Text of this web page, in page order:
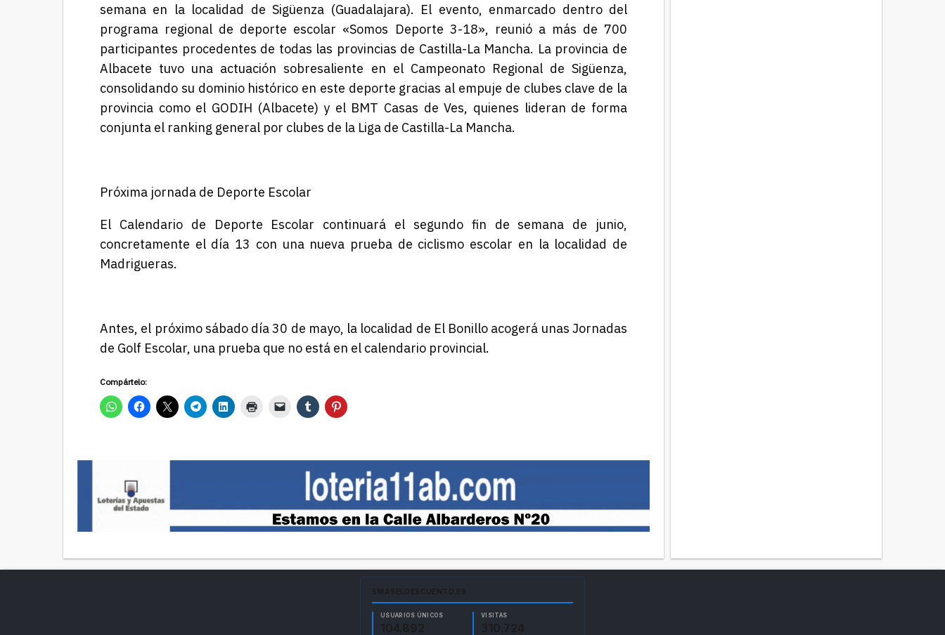
semana en la localidad de Sigüenza (Guadalajara). El evento, enmarcado dentro del
programa regional de deporte escolar «Somos Deporte 3-18», reunióa más de 700
participantes procedentes de todas las provincias de Castilla-La Mancha. La provincia de
Albacete tuvo una actuación sobresaliente en el Campeonato Regional de Sigüenza,
consolidando su dominio histórico en este deporte gracias al empuje de clubes clave de la
provincia como el GODIH (Albacete) y el BMT Casas de Ves, quienes lideran de forma
conjunta el ranking general por clubes de la Liga de Castilla-La Mancha.
Próxima jornada de Deporte Escolar
El Calendario de Deporte Escolar
continuará el segundo fin de semana de junio,
concretamente el día 13 con una nueva prueba de ciclismo escolar en la localidad de
Madrigueras.
Antes, el próximo sábado día 30 de mayo, la localidad de El Bonillo acogerá unas Jornadas
de Golf Escolar, una prueba que no está en el calendario provincial.
Compártelo: